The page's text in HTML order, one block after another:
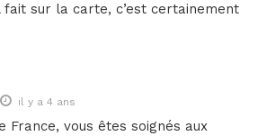
fait sur la carte, c’est certainement
il y a 4 ans
France, vous êtes soignés aux